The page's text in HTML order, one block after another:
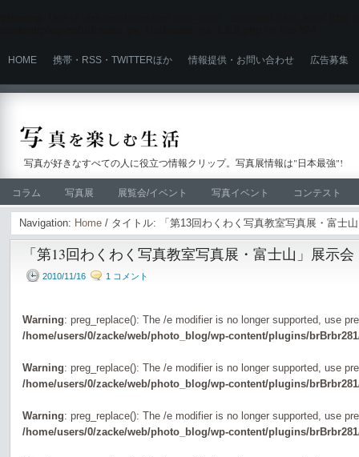
HOME 携帯・RSS・TWITTERほか 情報提供・お問い合わせ 広告募集
写真が好きなすべての人に役立つ情報クリップ。写真展情報は"日本最強"!
コラム 写真展 展覧会/イベント 写真イベント コンテスト
Navigation: Home / タイトル: 「第13回わくわく写真教室写真展・富士
「第13回わくわく写真教室写真展・富士山」展示会
2010/11/16 1 コメント
Warning: preg_replace(): The /e modifier is no longer supported, use
/home/users/0/zacke/web/photo_blog/wp-content/plugins/
Warning: preg_replace(): The /e modifier is no longer supported, use
/home/users/0/zacke/web/photo_blog/wp-content/plugins/
Warning: preg_replace(): The /e modifier is no longer supported, use
/home/users/0/zacke/web/photo_blog/wp-content/plugins/